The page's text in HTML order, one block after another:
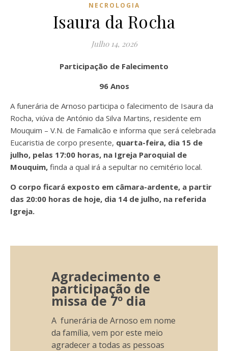
NECROLOGIA
Isaura da Rocha
Julho 14, 2026
Participação de Falecimento
96 Anos
A funerária de Arnoso participa o falecimento de Isaura da
Rocha, viúva de António da Silva Martins, residente em
Mouquim – V.N. de Famalicão e informa que será celebrada
Eucaristia de corpo presente, quarta-feira, dia 15 de
julho, pelas 17:00 horas, na Igreja Paroquial de
Mouquim, finda a qual irá a sepultar no cemitério local.
O corpo ficará exposto em câmara-ardente, a partir
das 20:00 horas de hoje, dia 14 de julho, na referida
Igreja.
Agradecimento e
participação de
missa de 7º dia
A funerária de Arnoso em nome
da família, vem por este meio
agradecer a todas as pessoas